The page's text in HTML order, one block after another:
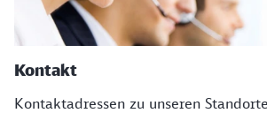
Kontakt
Kontaktadressen zu unseren